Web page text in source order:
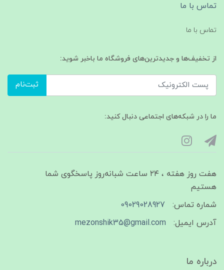
تماس با ما
تماس با ما
از تخفیف‌ها و جدیدترین‌های فروشگاه ما باخبر شوید:
ثبت‌نام
ما را در شبکه‌های اجتماعی دنبال کنید:
هفت روز هفته ، ۲۴ ساعت شبانه‌روز پاسخگوی شما
هستیم
شماره تماس:
09029028927
آدرس ایمیل:
mezonshik35@gmail.com
درباره ما